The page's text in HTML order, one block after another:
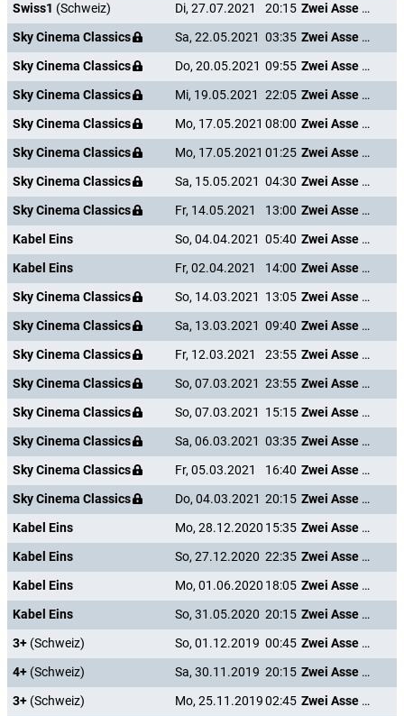
Swiss1 (Schweiz) Di, 27.07.2021 20:15
Zwei Asse trumpfen auf
Sky Cinema Classics
Sa, 22.05.2021 03:35
Zwei Asse trumpfen auf
Sky Cinema Classics
Do, 20.05.2021 09:55
Zwei Asse trumpfen auf
Sky Cinema Classics
Mi, 19.05.2021 22:05
Zwei Asse trumpfen auf
Sky Cinema Classics
Mo, 17.05.2021 08:00
Zwei Asse trumpfen auf
Sky Cinema Classics
Mo, 17.05.2021 01:25
Zwei Asse trumpfen auf
Sky Cinema Classics
Sa, 15.05.2021 04:30
Zwei Asse trumpfen auf
Sky Cinema Classics
Fr, 14.05.2021 13:00
Zwei Asse trumpfen auf
Kabel Eins
So, 04.04.2021 05:40
Zwei Asse trumpfen auf
Kabel Eins
Fr, 02.04.2021 14:00
Zwei Asse trumpfen auf
Sky Cinema Classics
So, 14.03.2021 13:05
Zwei Asse trumpfen auf
Sky Cinema Classics
Sa, 13.03.2021 09:40
Zwei Asse trumpfen auf
Sky Cinema Classics
Fr, 12.03.2021 23:55
Zwei Asse trumpfen auf
Sky Cinema Classics
So, 07.03.2021 23:55
Zwei Asse trumpfen auf
Sky Cinema Classics
So, 07.03.2021 15:15
Zwei Asse trumpfen auf
Sky Cinema Classics
Sa, 06.03.2021 03:35
Zwei Asse trumpfen auf
Sky Cinema Classics
Fr, 05.03.2021 16:40
Zwei Asse trumpfen auf
Sky Cinema Classics
Do, 04.03.2021 20:15
Zwei Asse trumpfen auf
Kabel Eins
Mo, 28.12.2020 15:35
Zwei Asse trumpfen auf
Kabel Eins
So, 27.12.2020 22:35
Zwei Asse trumpfen auf
Kabel Eins
Mo, 01.06.2020 18:05
Zwei Asse trumpfen auf
Kabel Eins
So, 31.05.2020 20:15
Zwei Asse trumpfen auf
3+ (Schweiz) So, 01.12.2019 00:45
Zwei Asse trumpfen auf
4+ (Schweiz) Sa, 30.11.2019 20:15
Zwei Asse trumpfen auf
3+ (Schweiz) Mo, 25.11.201902:45
Zwei Asse trumpfen auf